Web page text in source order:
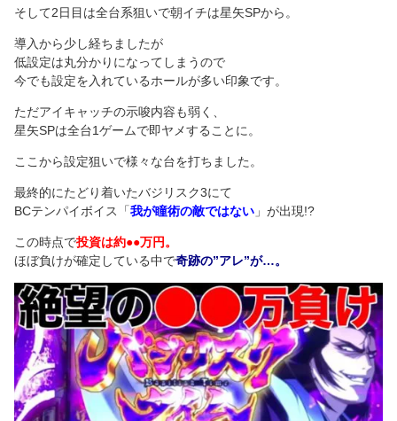
そして2日目は全台系狙いで朝イチは星矢SPから。
導入から少し経ちましたが
低設定は丸分かりになってしまうので
今でも設定を入れているホールが多い印象です。
ただアイキャッチの示唆内容も弱く、
星矢SPは全台1ゲームで即ヤメすることに。
ここから設定狙いで様々な台を打ちました。
最終的にたどり着いたバジリスク3にて
BCテンパイボイス「我が瞳術の敵ではない 」が出現!?
この時点で投資は約●●万円。
ほぼ負けが確定している中で奇跡の”アレ”が…。